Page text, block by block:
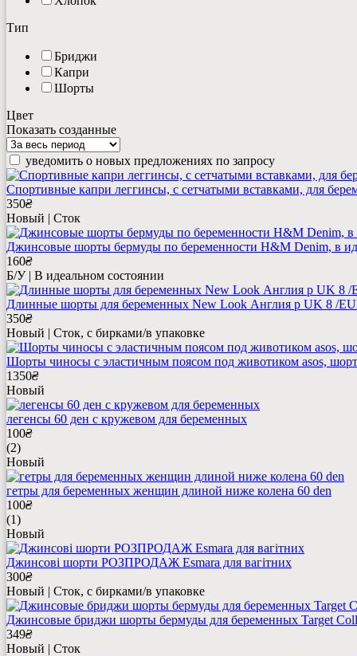
Тип
Бриджи
Капри
Шорты
Цвет
Показать созданные
уведомить о новых предложениях по запросу
Спортивные капри леггинсы, с сетчатыми вставками, для
350₴
Новый | Сток
Джинсовые шорты бермуды по беременности H&M Denim, в
160₴
Б/У | В идеальном состоянии
Длинные шорты для беременных New Look Англия р UK 8 /
350₴
Новый | Сток, с бирками/в упаковке
Шорты чиносы с эластичным поясом под животиком asos,
1350₴
Новый
легенсы 60 ден с кружевом для беременных
100₴
(2)
Новый
гетры для беременных женщин длиной ниже колена 60 den
100₴
(1)
Новый
Джинсові шорти РОЗПРОДАЖ Esmara для вагітних
300₴
Новый | Сток, с бирками/в упаковке
Джинсовые бриджи шорты бермуды для беременных Target
349₴
Новый | Сток